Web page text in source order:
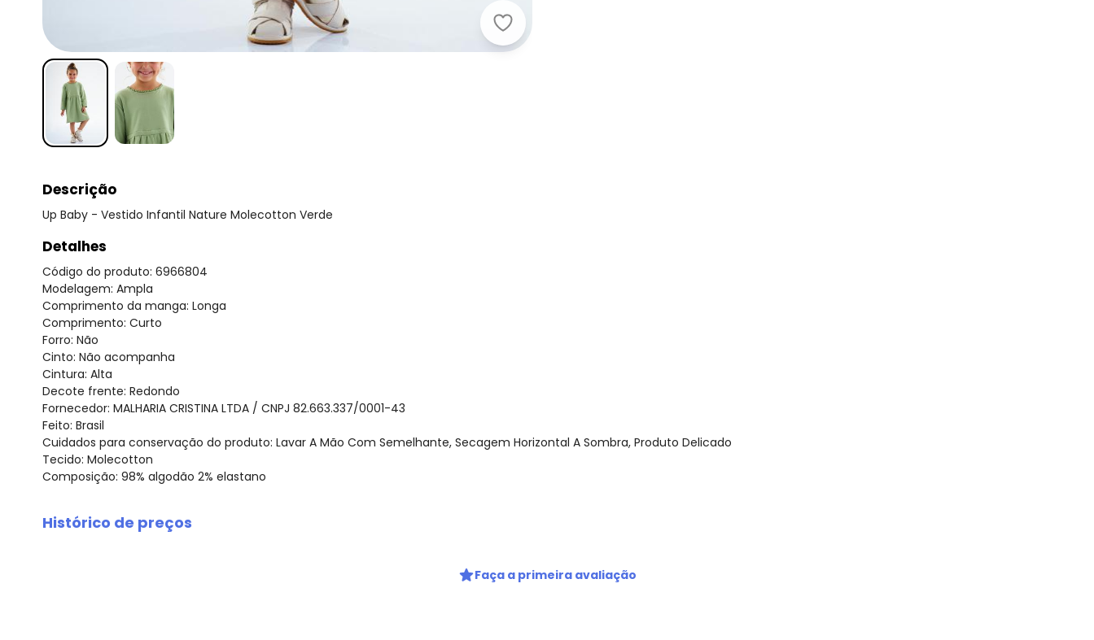
Up Baby - Vestido Infantil Nature Molecotton Verde
Descrição
Up Baby - Vestido Infantil Nature Molecotton Verde
Detalhes
Código do produto: 6966804
Modelagem: Ampla
Comprimento da manga: Longa
Comprimento: Curto
Forro: Não
Cinto: Não acompanha
Cintura: Alta
Decote frente: Redondo
Fornecedor: MALHARIA CRISTINA LTDA / CNPJ 82.663.337/0001-43
Feito: Brasil
Cuidados para conservação do produto: Lavar A Mão Com Semelhante, Secagem Horizontal A Sombra, Produto Delicado
Tecido: Molecotton
Composição: 98% algodão 2% elastano
Histórico de preços
Faça a primeira avaliação